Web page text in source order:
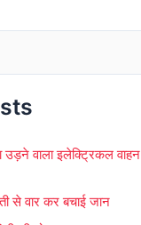
उड़ने वाला इलेक्ट्रिकल वाहन,
से वार कर बचाई जान